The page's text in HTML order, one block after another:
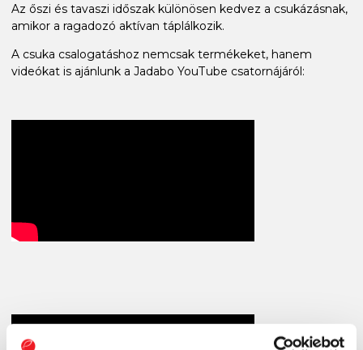
Az őszi és tavaszi időszak különösen kedvez a csukázásnak,
amikor a ragadozó aktívan táplálkozik.
A csuka csalogatáshoz nemcsak termékeket, hanem
videókat is ajánlunk a Jadabo YouTube csatornájáról: